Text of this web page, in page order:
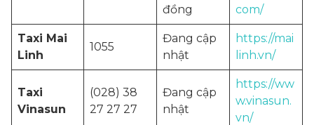
đồng
com/
Taxi Mai
Linh
1055
Đang cập
nhật
https://mai
linh.vn/
Taxi
Vinasun
(028) 38
27 27 27
Đang cập
nhật
https://ww
w.vinasun.
vn/